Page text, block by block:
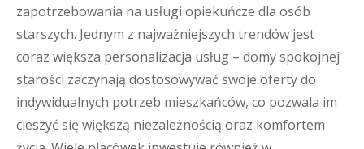
zapotrzebowania na usługi opiekuńcze dla osób
starszych. Jednym z najważniejszych trendów jest
coraz większa personalizacja usług – domy spokojnej
starości zaczynają dostosowywać swoje oferty do
indywidualnych potrzeb mieszkańców, co pozwala im
cieszyć się większą niezależnością oraz komfortem